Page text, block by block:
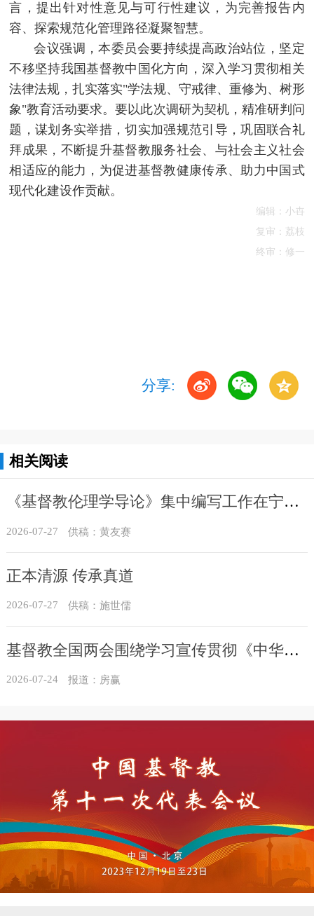
言，提出针对性意见与可行性建议，为完善报告内
容、探索规范化管理路径凝聚智慧。
会议强调，本委员会要持续提高政治站位，坚定
不移坚持我国基督教中国化方向，深入学习贯彻相关
法律法规，扎实落实"学法规、守戒律、重修为、树形
象"教育活动要求。要以此次调研为契机，精准研判问
题，谋划务实举措，切实加强规范引导，巩固联合礼
拜成果，不断提升基督教服务社会、与社会主义社会
相适应的能力，为促进基督教健康传承、助力中国式
现代化建设作贡献。
编辑：小卋
复审：荔枝
终审：修一
分享:
相关阅读
《基督教伦理学导论》集中编写工作在宁进行
2026-07-27 供稿：黄友赛
正本清源 传承真道
2026-07-27 供稿：施世儒
基督教全国两会围绕学习宣传贯彻《中华人民共和国民族团结进步促进法》开展集中研讨
2026-07-24 报道：房赢